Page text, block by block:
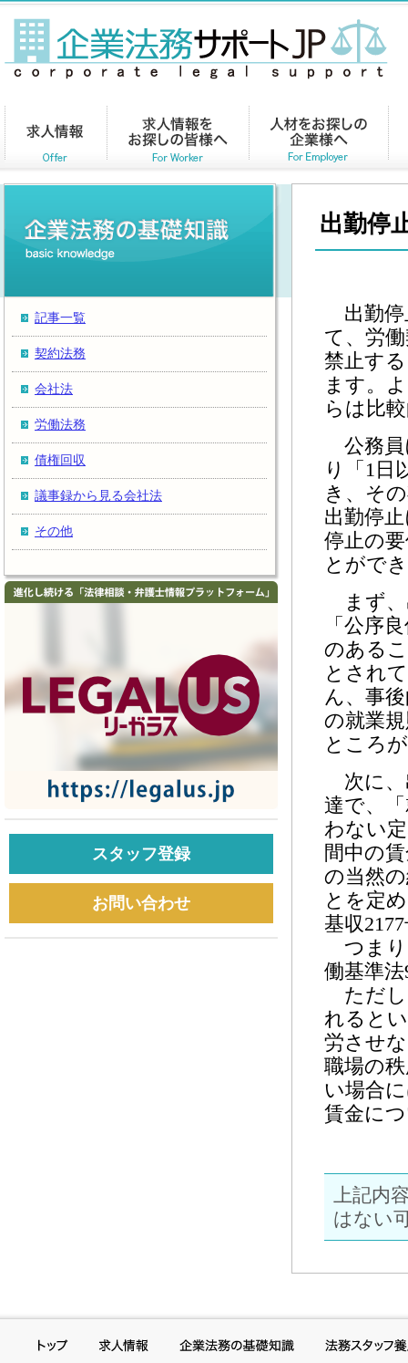
記事一覧
契約法務
会社法
労働法務
債権回収
議事録から見る会社法
その他
スタッフ登録
お問い合わせ
出勤停
出勤停
て、労
禁止す
ます。
らは比
公務員
り「1日
き、そ
出勤停
停止の
とがで
まず、
「公序
のある
とされ
ん、事
の就業
ところ
次に、
達で、
わない
間中の
の当然
とを定
基収
つまり
働基準
ただし
れると
労させ
職場の
い場合
賃金に
上記内
はない